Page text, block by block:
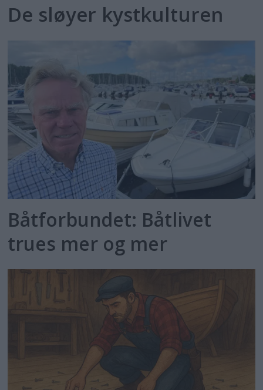
De sløyer kystkulturen
Båtforbundet: Båtlivet
trues mer og mer